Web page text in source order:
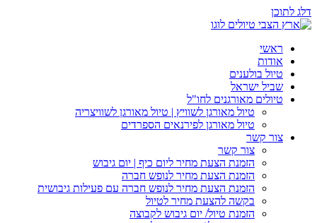
דלג לתוכן
ראשי
אודות
טיול בולענים
שביל ישראל
טיולים מאורגנים לחו"ל
טיול מאורגן לשוויץ | טיול מאורגן לשוויצריה
טיול מאורגן לפירנאים הספרדים
צור קשר
צור קשר
הזמנת הצעת מחיר ליום כיף | יום גיבוש
הזמנת הצעת מחיר לנופש חברה
הזמנת הצעת מחיר לנופש חברה עם פעילות גיבושית
בקשה להצעת מחיר לטיול
הזמנת טיול/ יום גיבוש לקבוצה